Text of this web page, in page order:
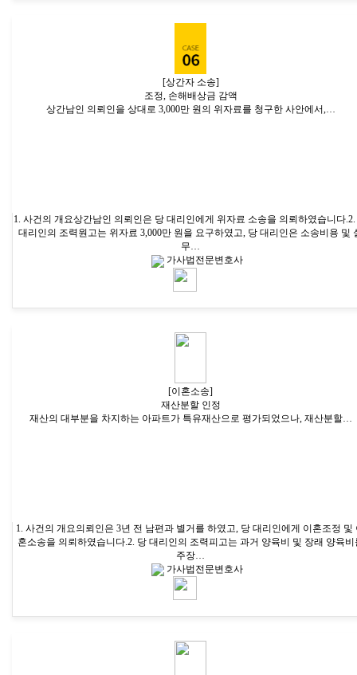
[상간자 소송]
조정, 손해배상금 감액
상간남인 의뢰인을 상대로 3,000만 원의 위자료를 청구한 사안에서,…
1. 사건의 개요상간남인 의뢰인은 당 대리인에게 위자료 소송을 의뢰하였습니다
대리인의 조력원고는 위자료 3,000만 원을 요구하였고, 당 대리인은 소송비용 및
무…
가사법전문변호사
[이혼소송]
재산분할 인정
재산의 대부분을 차지하는 아파트가 특유재산으로 평가되었으나, 재산분할…
1. 사건의 개요의뢰인은 3년 전 남편과 별거를 하였고, 당 대리인에게 이혼조정 및
혼소송을 의뢰하였습니다.2. 당 대리인의 조력피고는 과거 양육비 및 장래 양육비
주장…
가사법전문변호사